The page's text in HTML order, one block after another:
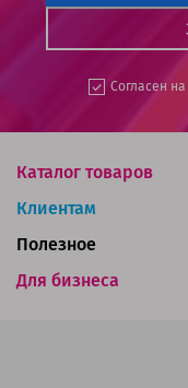
Согласен на
Каталог товаров
Клиентам
Для бизнеса
Полезное